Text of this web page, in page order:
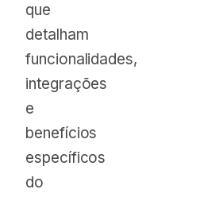
que
detalham
funcionalidades,
integrações
e
benefícios
específicos
do